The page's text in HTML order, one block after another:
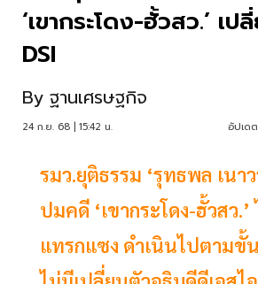
‘เขากระโดง-ฮั้วสว.’ เ
DSI
By ฐานเศรษฐกิจ
24 ก.ย. 68 | 15:42 น. อัปเด
รมว.ยุติธรรม ‘รุทธพล เนา
ปมคดี ‘เขากระโดง-ฮั้วสว.’
แทรกแซง ดำเนินไปตาม